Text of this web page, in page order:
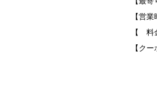
【営
【 料
【ク